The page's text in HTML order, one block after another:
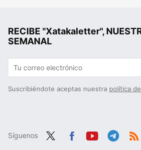
RECIBE "Xatakaletter",
SEMANAL
Suscribiéndote aceptas nuestra política
Síguenos